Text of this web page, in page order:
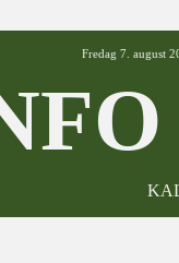
Fredag 7. august